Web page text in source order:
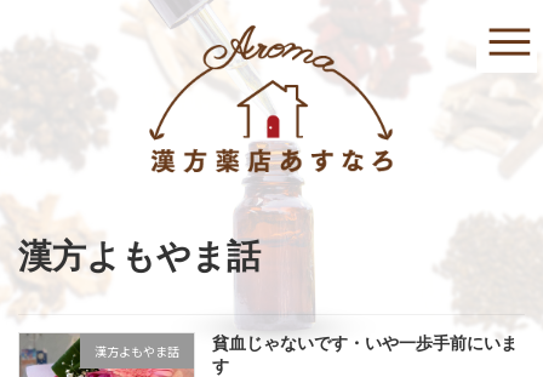
ス
ン
漢方よもやま話
漢方よもやま話
貧血じゃないです・いや一歩手前にいま
す